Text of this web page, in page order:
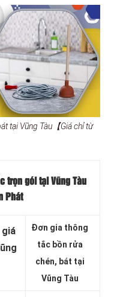
tại Vũng Tàu【Giá chỉ từ
trọn gói tại Vũng Tàu
Phát
Đơn gia thông
tắc bồn rửa
chén, bát tại
Vũng Tàu